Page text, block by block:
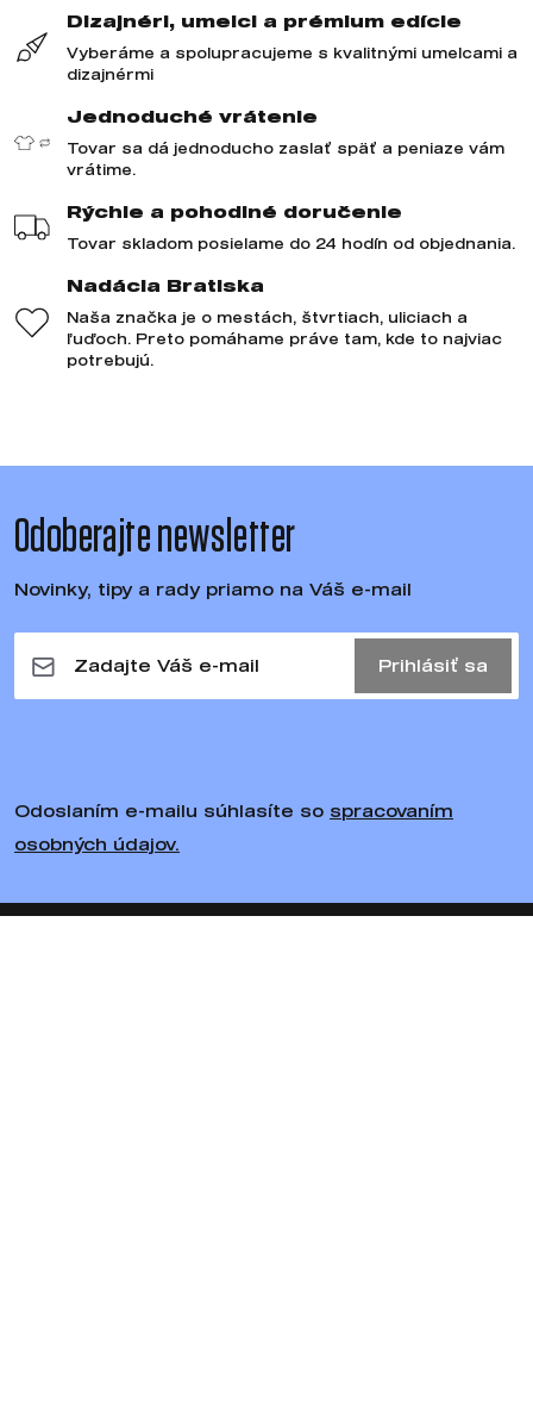
Dizajnéri, umelci a prémium edície
Vyberáme a spolupracujeme s kvalitnými umelcami a
dizajnérmi
Jednoduché vrátenie
Tovar sa dá jednoducho zaslať späť a peniaze vám
vrátime.
Rýchle a pohodlné doručenie
Tovar skladom posielame do 24 hodín od objednania.
Nadácia Bratiska
Naša značka je o mestách, štvrtiach, uliciach a
ľuďoch. Preto pomáhame práve tam, kde to najviac
potrebujú.
Odoberajte newsletter
Novinky, tipy a rady priamo na Váš e-mail
Prihlásiť sa
Odoslaním e-mailu súhlasíte so spracovaním
osobných údajov.